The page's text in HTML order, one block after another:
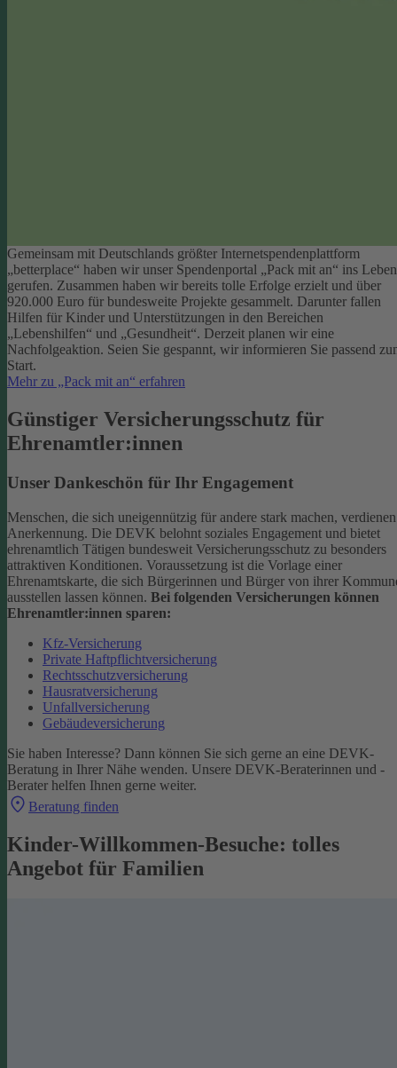
Gemeinsam mit Deutschlands größter Internetspendenplattform
„betterplace“ haben wir unser Spendenportal „Pack mit an“ ins Leben
gerufen. Zusammen haben wir bereits tolle Erfolge erzielt und über
920.000 Euro für bundesweite Projekte gesammelt. Darunter fallen
Hilfen für Kinder und Unterstützungen in den Bereichen
„Lebenshilfen“ und „Gesundheit“. Derzeit planen wir eine
Nachfolgeaktion. Seien Sie gespannt, wir informieren Sie passend
Start.
Mehr zu „Pack mit an“ erfahren
Günstiger Versicherungsschutz für
Ehrenamtler:innen
Unser Dankeschön für Ihr Engagement
Menschen, die sich uneigennützig für andere stark machen, verdienen
Anerkennung. Die DEVK belohnt soziales Engagement und bietet
ehrenamtlich Tätigen bundesweit Versicherungsschutz zu besonders
attraktiven Konditionen. Voraussetzung ist die Vorlage einer
Ehrenamtskarte, die sich Bürgerinnen und Bürger von ihrer
ausstellen lassen können. Bei folgenden Versicherungen können
Ehrenamtler:innen sparen:
Kfz-Versicherung
Private Haftpflichtversicherung
Rechtsschutzversicherung
Hausratversicherung
Unfallversicherung
Gebäudeversicherung
Sie haben Interesse? Dann können Sie sich gerne an eine DEVK-
Beratung in Ihrer Nähe wenden. Unsere DEVK-Beraterinnen und -
Berater helfen Ihnen gerne weiter.
Beratung finden
Kinder-Willkommen-Besuche: tolles
Angebot für Familien